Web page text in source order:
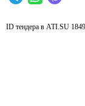
ID тендера в ATI.SU